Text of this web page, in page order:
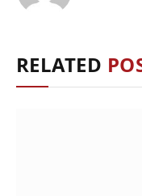
RELATED